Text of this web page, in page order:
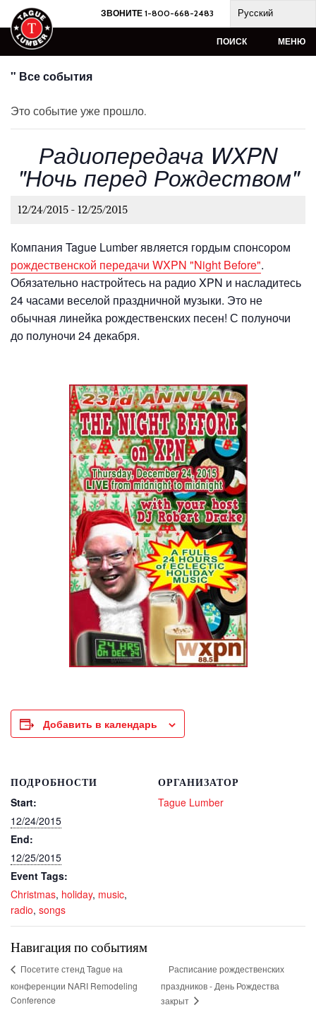
Skip
to
content
ЗВОНИТЕ 1-800-668-2483 Русский
ПОИСК МЕНЮ
" Все события
Это событие уже прошло.
Радиопередача WXPN
"Ночь перед Рождеством"
12/24/2015 - 12/25/2015
Компания Tague Lumber является гордым спонсором
рождественской передачи WXPN "Night Before".
Обязательно настройтесь на радио XPN и насладитесь
24 часами веселой праздничной музыки. Это не
обычная линейка рождественских песен! С полуночи
до полуночи 24 декабря.
Добавить в календарь
ПОДРОБНОСТИ
Start:
12/24/2015
End:
12/25/2015
Event Tags:
Christmas, holiday, music,
radio, songs
ОРГАНИЗАТОР
Tague Lumber
Навигация по событиям
Посетите стенд Tague на
конференции NARI Remodeling
Conference
Расписание рождественских
праздников - День Рождества
закрыт